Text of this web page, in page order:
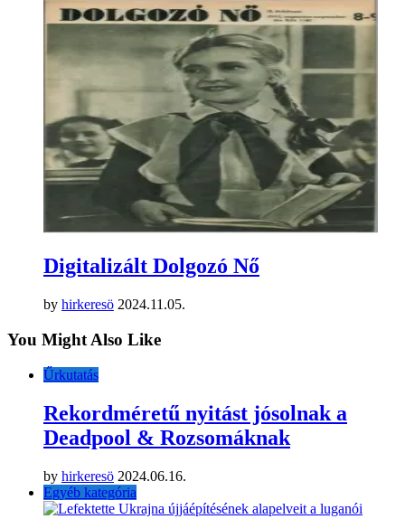
MEGJELENT! – Ardamica Zorán:
LÉTFENE
Egyéb kategória